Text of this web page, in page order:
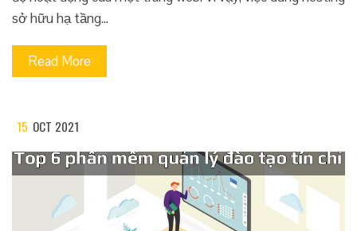
sở hữu hạ tầng…
Read More
15 OCT 2021